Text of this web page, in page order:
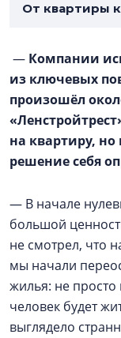
От квартиры
— Компании
из ключевых
произошёл
на квартиру,
решение себя
— В начале
большой
не смотрел, что
мы начали
жилья: не просто
человек будет
выглядело